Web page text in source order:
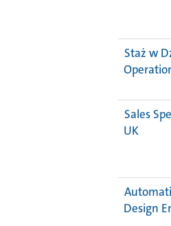
Staż w
Sales
UK
Design